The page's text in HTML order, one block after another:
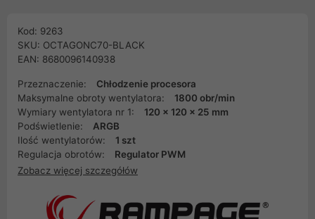
Kod: 9263
SKU: OCTAGONC70-BLACK
EAN: 8680096140938
Przeznaczenie:
Chłodzenie procesora
Maksymalne obroty wentylatora:
1800 obr/min
Wymiary wentylatora nr 1:
120 x 120 x 25 mm
Podświetlenie:
ARGB
Ilość wentylatorów:
1 szt
Regulacja obrotów:
Regulator PWM
Zobacz więcej szczegółów